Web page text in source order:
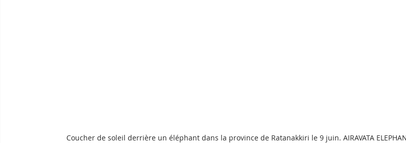
Coucher de soleil derrière un éléphant dans la province de Ratanakkiri le 9 juin. AIRAVATA